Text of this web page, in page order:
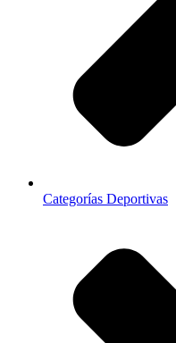
Categorías Deportivas